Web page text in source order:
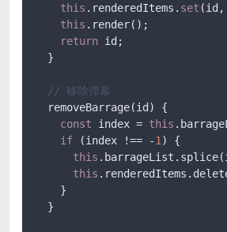
this .renderedItems. set (id,
this .render();
return id;
  }
// 移除弹幕
  removeBarrage(id) {
const index = this
if (index !== -1 ) {
this
this
    }
  }